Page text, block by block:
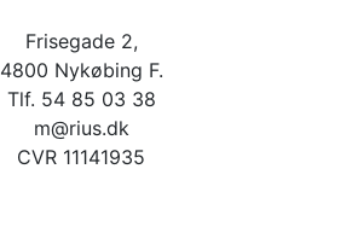
Frisegade 2,
4800 Nykøbing F.
Tlf. 54 85 03 38
m@rius.dk
CVR 11141935